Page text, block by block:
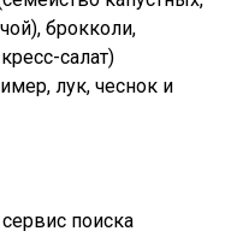
брокколи,
салат)
лук, чеснок и
поиска